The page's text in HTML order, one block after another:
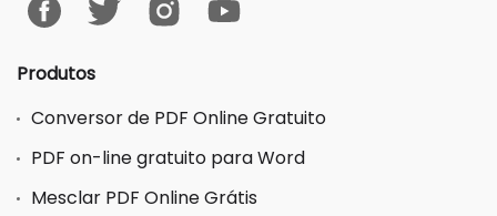
Produtos
Conversor de PDF Online Gratuito
PDF on-line gratuito para Word
Mesclar PDF Online Grátis